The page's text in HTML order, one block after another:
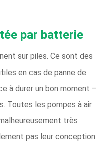
par batterie
sur piles. Ce sont des
en cas de panne de
à durer un bon moment –
Toutes les pompes à air
très
pas leur conception